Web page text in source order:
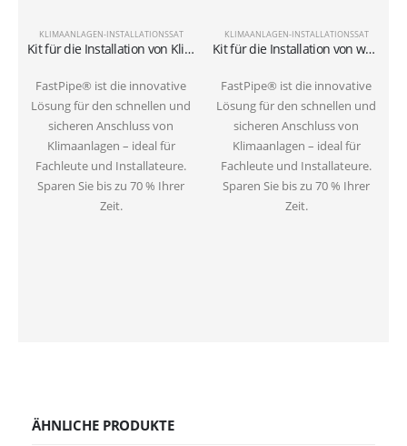
KLIMAANLAGEN-INSTALLATIONSSAT
Kit für die Installation von Klimaanlagen am Boden mit 3-Meter-Rohren 1/4″+3/8″SAE
FastPipe® ist die innovative
Lösung für den schnellen und
sicheren Anschluss von
Klimaanlagen – ideal für
Fachleute und Installateure.
Sparen Sie bis zu 70 % Ihrer
Zeit.
KLIMAANLAGEN-INSTALLATIONSSAT
Kit für die Installation von wandmontierten Klimaanlagen mit 6-Meter-Rohren 1/4″+3/8″SAE
FastPipe® ist die innovative
Lösung für den schnellen und
sicheren Anschluss von
Klimaanlagen – ideal für
Fachleute und Installateure.
Sparen Sie bis zu 70 % Ihrer
Zeit.
ÄHNLICHE PRODUKTE